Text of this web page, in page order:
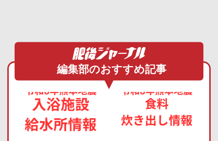
編集部のおすすめ記事